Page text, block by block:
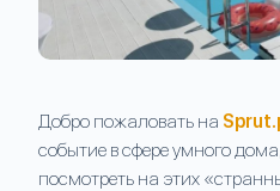
Добро пожаловать на
событие в сфере умного
посмотреть на этих